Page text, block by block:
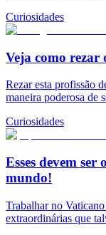
Curiosidades
Veja como rezar
Rezar esta profissão
maneira poderosa de
Curiosidades
Esses devem
mundo!
Trabalhar no
extraordinárias que